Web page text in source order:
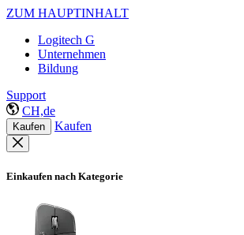
ZUM HAUPTINHALT
Logitech G
Unternehmen
Bildung
Support
CH,de
Kaufen Kaufen
Einkaufen nach Kategorie